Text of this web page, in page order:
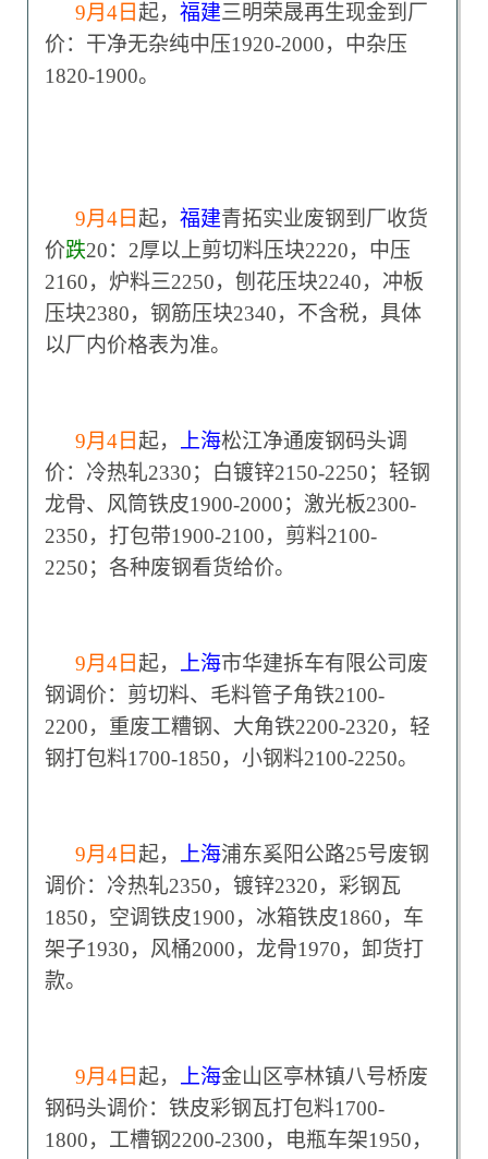
9月4日 起， 福建三明荣晟再生现金到厂
价：干净无杂纯中压1920-2000，中杂压
1820-1900。
9月4日 起， 福建青拓实业废钢到厂收货
价跌20：2厚以上剪切料压块2220，中压
2160，炉料三2250，刨花压块2240，冲板
压块2380，钢筋压块2340，不含税，具体
以厂内价格表为准。
9月4日 起， 上海松江净通废钢码头调
价：冷热轧2330；白镀锌2150-2250；轻钢
龙骨、风筒铁皮1900-2000；激光板2300-
2350，打包带1900-2100，剪料2100-
2250；各种废钢看货给价。
9月4日 起， 上海市华建拆车有限公司废
钢调价：剪切料、毛料管子角铁2100-
2200，重废工糟钢、大角铁2200-2320，轻
钢打包料1700-1850，小钢料2100-2250。
9月4日 起， 上海浦东奚阳公路25号废钢
调价：冷热轧2350，镀锌2320，彩钢瓦
1850，空调铁皮1900，冰箱铁皮1860，车
架子1930，风桶2000，龙骨1970，卸货打
款。
9月4日 起， 上海金山区亭林镇八号桥废
钢码头调价：铁皮彩钢瓦打包料1700-
1800，工槽钢2200-2300，电瓶车架1950，